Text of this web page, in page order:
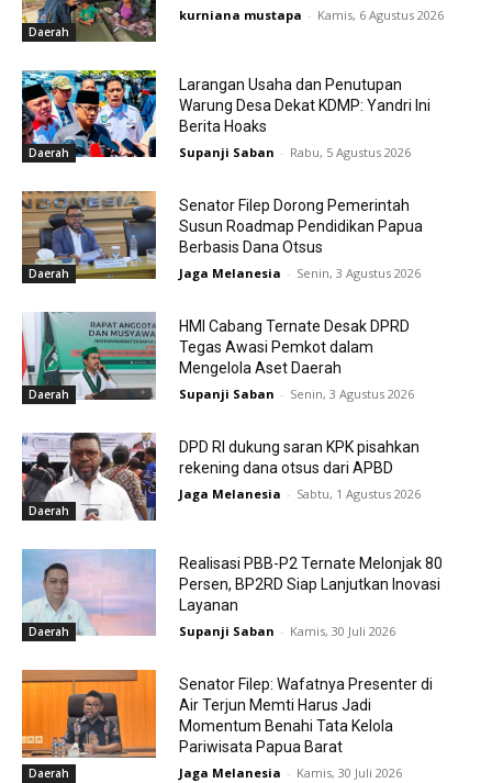
Daerah
kurniana mustapa - Kamis, 6 Agustus 2026
Daerah
Larangan Usaha dan Penutupan
Warung Desa Dekat KDMP: Yandri Ini
Berita Hoaks
Supanji Saban - Rabu, 5 Agustus 2026
Daerah
Senator Filep Dorong Pemerintah
Susun Roadmap Pendidikan Papua
Berbasis Dana Otsus
Jaga Melanesia - Senin, 3 Agustus 2026
Daerah
HMI Cabang Ternate Desak DPRD
Tegas Awasi Pemkot dalam
Mengelola Aset Daerah
Supanji Saban - Senin, 3 Agustus 2026
Daerah
DPD RI dukung saran KPK pisahkan
rekening dana otsus dari APBD
Jaga Melanesia - Sabtu, 1 Agustus 2026
Daerah
Realisasi PBB-P2 Ternate Melonjak 80
Persen, BP2RD Siap Lanjutkan Inovasi
Layanan
Supanji Saban - Kamis, 30 Juli 2026
Daerah
Senator Filep: Wafatnya Presenter di
Air Terjun Memti Harus Jadi
Momentum Benahi Tata Kelola
Pariwisata Papua Barat
Jaga Melanesia - Kamis, 30 Juli 2026